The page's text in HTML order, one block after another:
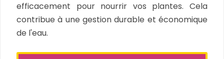
efficacement pour nourrir vos plantes. Cela
contribue à une gestion durable et économique
de l'eau.